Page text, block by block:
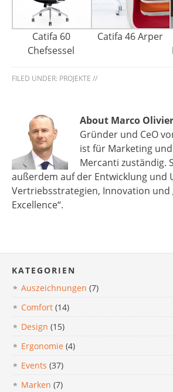
Catifa 60
Chefsessel
Catifa 46 Arper
FILED UNDER: PROJEKTE //
About Marco
Gründer und CeO
ist für Marketing
Mercanti zuständig.
außerdem auf der Entwicklung und
Vertriebsstrategien, Innovation und
Excellence“.
KATEGORIEN
Auszeichnungen (7)
Comfort (14)
Design (15)
Ergonomie (4)
Events (37)
Marken (7)